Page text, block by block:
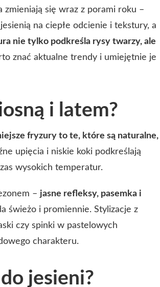
zmieniają się wraz z porami roku –
na ciepłe odcienie i tekstury, a
nie tylko podkreśla rysy twarzy, ale
znać aktualne trendy i umiejętnie je
i latem?
fryzury to te, które są naturalne,
upięcia i niskie koki podkreślają
wysokich temperatur.
– jasne refleksy, pasemka i
świeżo i promiennie. Stylizacje z
czy spinki w pastelowych
charakteru.
jesieni?